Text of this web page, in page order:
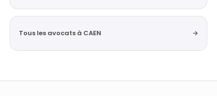
Tous les avocats à CAEN →